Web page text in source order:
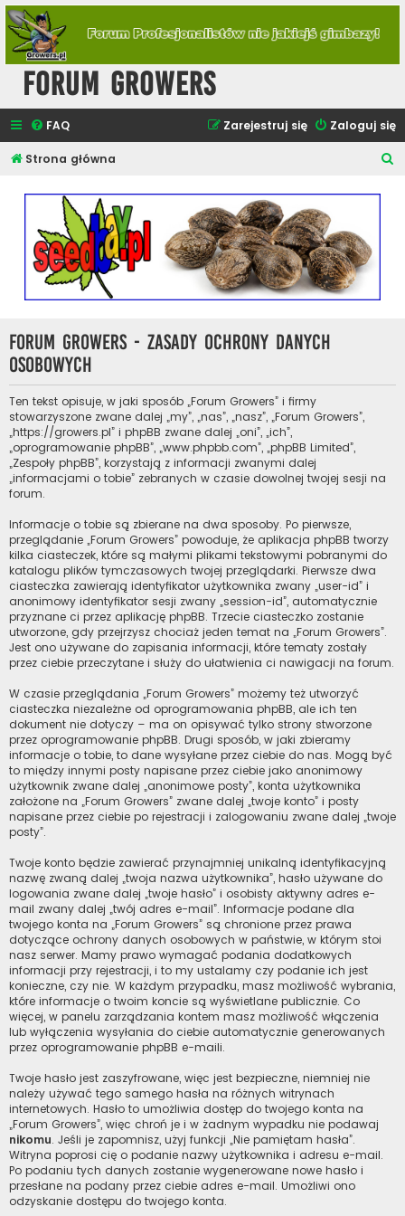
Forum Growers
FAQ Zaloguj się
Zarejestruj się
Strona główna
Forum Growers - Zasady ochrony danych
osobowych
Ten tekst opisuje, w jaki sposób „Forum Growers” i firmy
stowarzyszone zwane dalej „my”, „nas”, „nasz”, „Forum Growers”,
„https://growers.pl” i phpBB zwane dalej „oni”, „ich”,
„oprogramowanie phpBB”, „www.phpbb.com”, „phpBB Limited”,
„Zespoły phpBB”, korzystają z informacji zwanymi dalej
„informacjami o tobie” zebranych w czasie dowolnej twojej sesji na
forum.
Informacje o tobie są zbierane na dwa sposoby. Po pierwsze,
przeglądanie „Forum Growers” powoduje, że aplikacja phpBB tworzy
kilka ciasteczek, które są małymi plikami tekstowymi pobranymi do
katalogu plików tymczasowych twojej przeglądarki. Pierwsze dwa
ciasteczka zawierają identyfikator użytkownika zwany „user-id” i
anonimowy identyfikator sesji zwany „session-id”, automatycznie
przyznane ci przez aplikację phpBB. Trzecie ciasteczko zostanie
utworzone, gdy przejrzysz chociaż jeden temat na „Forum Growers”.
Jest ono używane do zapisania informacji, które tematy zostały
przez ciebie przeczytane i służy do ułatwienia ci nawigacji na forum.
W czasie przeglądania „Forum Growers” możemy też utworzyć
ciasteczka niezależne od oprogramowania phpBB, ale ich ten
dokument nie dotyczy – ma on opisywać tylko strony stworzone
przez oprogramowanie phpBB. Drugi sposób, w jaki zbieramy
informacje o tobie, to dane wysyłane przez ciebie do nas. Mogą być
to między innymi posty napisane przez ciebie jako anonimowy
użytkownik zwane dalej „anonimowe posty”, konta użytkownika
założone na „Forum Growers” zwane dalej „twoje konto” i posty
napisane przez ciebie po rejestracji i zalogowaniu zwane dalej „twoje
posty”.
Twoje konto będzie zawierać przynajmniej unikalną identyfikacyjną
nazwę zwaną dalej „twoja nazwa użytkownika”, hasło używane do
logowania zwane dalej „twoje hasło” i osobisty aktywny adres e-
mail zwany dalej „twój adres e-mail”. Informacje podane dla
twojego konta na „Forum Growers” są chronione przez prawa
dotyczące ochrony danych osobowych w państwie, w którym stoi
nasz serwer. Mamy prawo wymagać podania dodatkowych
informacji przy rejestracji, i to my ustalamy czy podanie ich jest
konieczne, czy nie. W każdym przypadku, masz możliwość wybrania,
które informacje o twoim koncie są wyświetlane publicznie. Co
więcej, w panelu zarządzania kontem masz możliwość włączenia
lub wyłączenia wysyłania do ciebie automatycznie generowanych
przez oprogramowanie phpBB e-maili.
Twoje hasło jest zaszyfrowane, więc jest bezpieczne, niemniej nie
należy używać tego samego hasła na różnych witrynach
internetowych. Hasło to umożliwia dostęp do twojego konta na
„Forum Growers”, więc chroń je i w żadnym wypadku nie podawaj
nikomu. Jeśli je zapomnisz, użyj funkcji „Nie pamiętam hasła”.
Witryna poprosi cię o podanie nazwy użytkownika i adresu e-mail.
Po podaniu tych danych zostanie wygenerowane nowe hasło i
przesłane na podany przez ciebie adres e-mail. Umożliwi ono
odzyskanie dostępu do twojego konta.